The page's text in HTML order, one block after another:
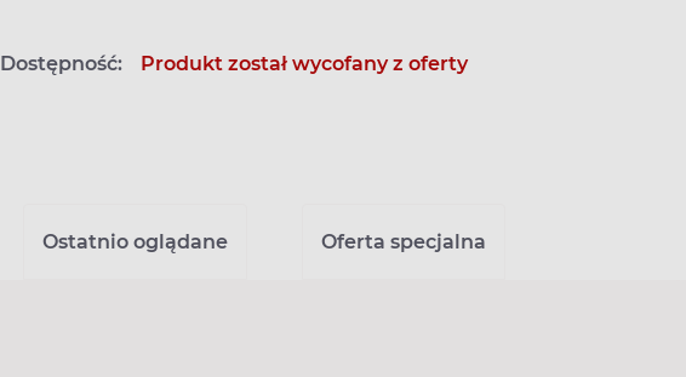
Dostępność: Produkt został wycofany z oferty
Ostatnio oglądane Oferta specjalna